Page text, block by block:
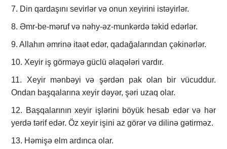
7. Din qardaşını sevirlər və onun xeyirini istəyirlər.
8. Əmr-be-məruf və nəhy-əz-munkərdə təkid edərlər.
9. Allahın əmrinə itaət edər, qadağalarından çəkinərlər.
10. Xeyir iş görməyə güclü əlaqələri vardır.
11. Xeyir mənbəyi və şərdən pak olan bir vücuddur.
Ondan başqalarına xeyir dəyər, şəri uzaq olar.
12. Başqalarının xeyir işlərini böyük hesab edər və hər
yerdə tərif edər. Öz xeyir işini az görər və dilinə gətirməz.
13. Həmişə elm ardınca olar.